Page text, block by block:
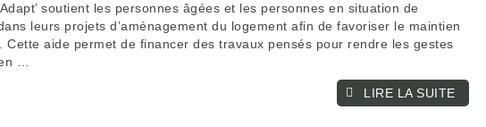
soutient les personnes âgées et les personnes en situation de
leurs projets d’aménagement du logement afin de favoriser le maintien
Cette aide permet de financer des travaux pensés pour rendre les gestes
…
LIRE LA SUITE­­